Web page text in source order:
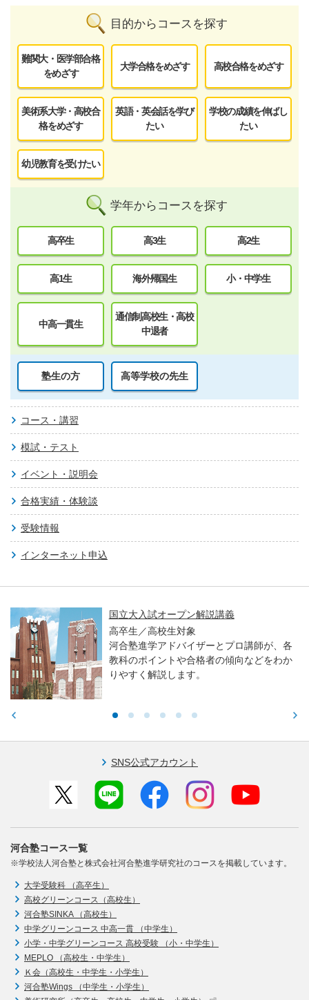
目的からコースを探す
難関大・医学部合格
をめざす
大学合格をめざす 高校合格をめざす
美術系大学・高校合
格をめざす
英語・英会話を学び
たい
学校の成績を伸ばし
たい
幼児教育を受けたい
学年からコースを探す
高卒生 高3生 高2生
高1生 海外帰国生 小・中学生
中高一貫生
通信制高校生・高校
中退者
塾生の方 高等学校の先生
コース・講習
模試・テスト
イベント・説明会
合格実績・体験談
受験情報
インターネット申込
国立大入試オープン解説講義
高卒生／高校生対象
河合塾進学アドバイザーとプロ講師が、各
教科のポイントや合格者の傾向などをわか
りやすく解説します。
SNS公式アカウント
河合塾コース一覧
※学校法人河合塾と株式会社河合塾進学研究社のコースを掲載しています。
大学受験科 （高卒生）
高校グリーンコース（高校生）
河合塾SINKA （高校生）
中学グリーンコース 中高一貫 （中学生）
小学・中学グリーンコース 高校受験 （小・中学生）
MEPLO （高校生・中学生）
Ｋ会（高校生・中学生・小学生）
河合塾Wings （中学生・小学生）